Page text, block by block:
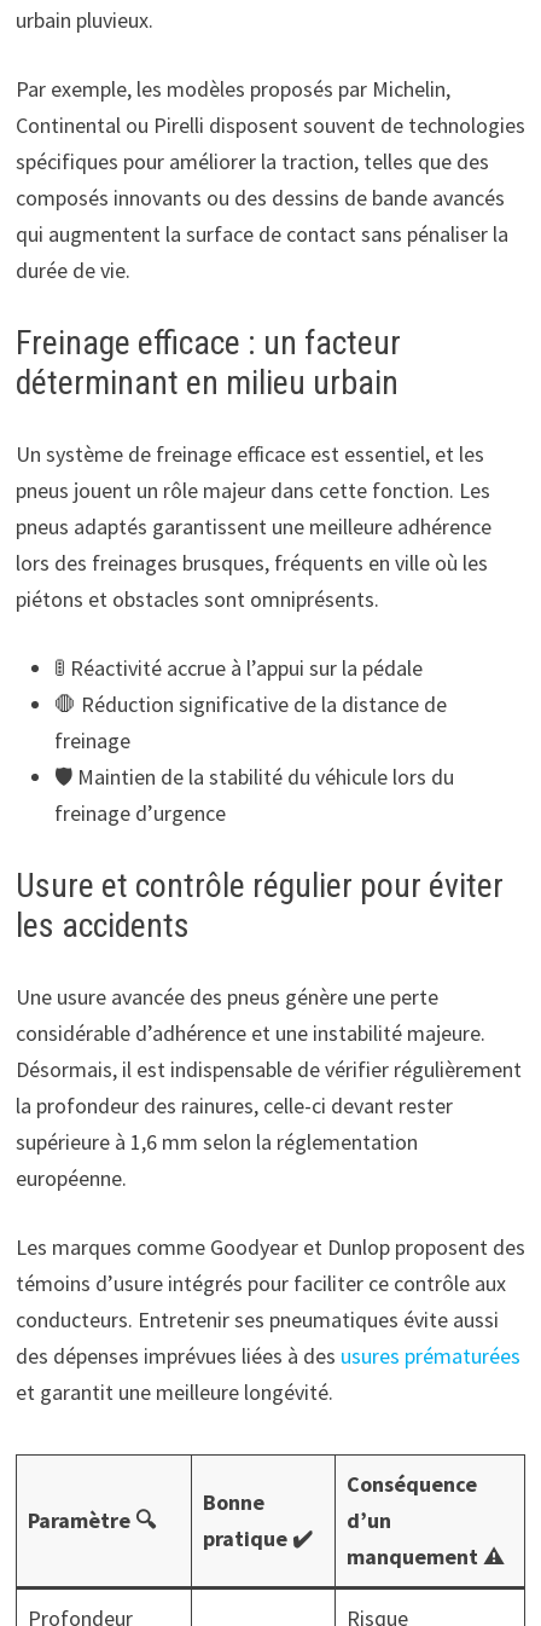
urbain pluvieux.
Par exemple, les modèles proposés par Michelin,
Continental ou Pirelli disposent souvent de technologies
spécifiques pour améliorer la traction, telles que des
composés innovants ou des dessins de bande avancés
qui augmentent la surface de contact sans pénaliser la
durée de vie.
Freinage efficace : un facteur
déterminant en milieu urbain
Un système de freinage efficace est essentiel, et les
pneus jouent un rôle majeur dans cette fonction. Les
pneus adaptés garantissent une meilleure adhérence
lors des freinages brusques, fréquents en ville où les
piétons et obstacles sont omniprésents.
🚦 Réactivité accrue à l’appui sur la pédale
🛑 Réduction significative de la distance de
freinage
🛡️ Maintien de la stabilité du véhicule lors du
freinage d’urgence
Usure et contrôle régulier pour éviter
les accidents
Une usure avancée des pneus génère une perte
considérable d’adhérence et une instabilité majeure.
Désormais, il est indispensable de vérifier régulièrement
la profondeur des rainures, celle-ci devant rester
supérieure à 1,6 mm selon la réglementation
européenne.
Les marques comme Goodyear et Dunlop proposent des
témoins d’usure intégrés pour faciliter ce contrôle aux
conducteurs. Entretenir ses pneumatiques évite aussi
des dépenses imprévues liées à des usures prématurées
et garantit une meilleure longévité.
Paramètre 🔍
Bonne
pratique ✔️
Conséquence
d’un
manquement ⚠️
Profondeur Risque